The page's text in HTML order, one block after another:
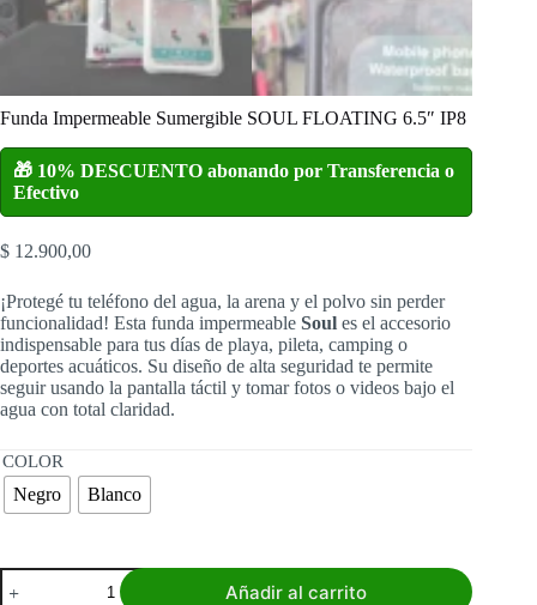
Funda Impermeable Sumergible SOUL FLOATING 6.5″ IP8
🎁 10% DESCUENTO abonando por Transferencia o
Efectivo
$ 12.900,00
¡Protegé tu teléfono del agua, la arena y el polvo sin perder
funcionalidad! Esta funda impermeable Soul es el accesorio
indispensable para tus días de playa, pileta, camping o
deportes acuáticos. Su diseño de alta seguridad te permite
seguir usando la pantalla táctil y tomar fotos o videos bajo el
agua con total claridad.
COLOR
Negro Blanco
Funda
Impermeable
Añadir al carrito